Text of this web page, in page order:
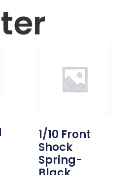
1/10 Front
Shock
Spring-